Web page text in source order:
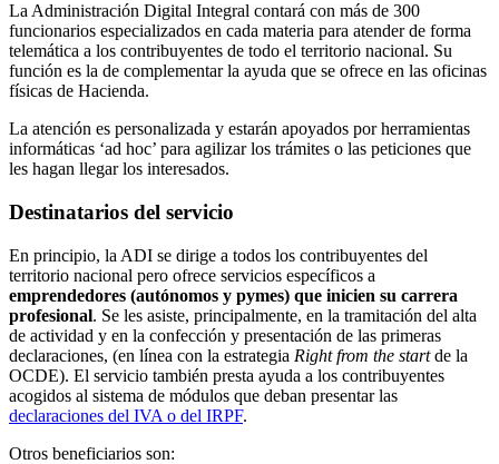
La Administración Digital Integral contará con más de 300
funcionarios especializados en cada materia para atender de forma
telemática a los contribuyentes de todo el territorio nacional. Su
función es la de complementar la ayuda que se ofrece en las oficinas
físicas de Hacienda.
La atención es personalizada y estarán apoyados por herramientas
informáticas ‘ad hoc’ para agilizar los trámites o las peticiones que
les hagan llegar los interesados.
Destinatarios del servicio
En principio, la ADI se dirige a todos los contribuyentes del
territorio nacional pero ofrece servicios específicos a
emprendedores (autónomos y pymes) que inicien su carrera
profesional. Se les asiste, principalmente, en la tramitación del alta
de actividad y en la confección y presentación de las primeras
declaraciones, (en línea con la estrategia Right from the startde la
OCDE). El servicio también presta ayuda a los contribuyentes
acogidos al sistema de módulos que deban presentar las
declaraciones del IVA o del IRPF.
Otros beneficiarios son: